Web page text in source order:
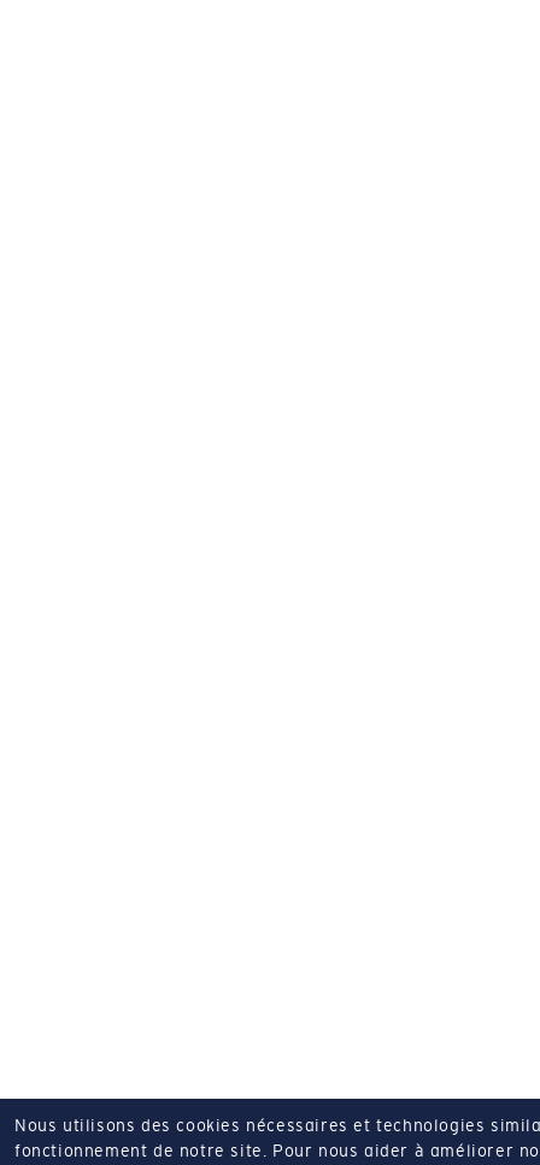
Nous utilisons des cookies nécessaires et technologies
fonctionnement de notre site. Pour nous aider à améliorer